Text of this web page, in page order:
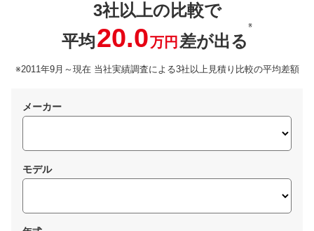
3社以上の比較で
平均20.0万円 差が出る
※
※2011年9月～現在 当社実績調査による3社以上見積り比較の平均差額
メーカー
モデル